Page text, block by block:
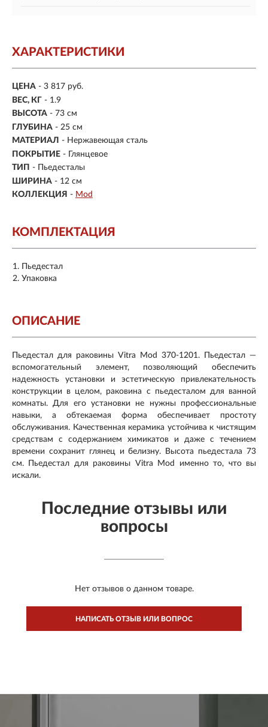
ХАРАКТЕРИСТИКИ
ЦЕНА - 3 817 руб.
ВЕС, КГ - 1.9
ВЫСОТА - 73 см
ГЛУБИНА - 25 см
МАТЕРИАЛ - Нержавеющая сталь
ПОКРЫТИЕ - Глянцевое
ТИП - Пьедесталы
ШИРИНА - 12 см
КОЛЛЕКЦИЯ - Mod
КОМПЛЕКТАЦИЯ
Пьедестал
Упаковка
ОПИСАНИЕ
Пьедестал для раковины Vitra Mod 370-1201. Пьедестал —
вспомогательный элемент, позволяющий обеспечить
надежность установки и эстетическую привлекательность
конструкции в целом, раковина с пьедесталом для ванной
комнаты. Для его установки не нужны профессиональные
навыки, а обтекаемая форма обеспечивает простоту
обслуживания. Качественная керамика устойчива к чистящим
средствам с содержанием химикатов и даже с течением
времени сохранит глянец и белизну. Высота пьедестала 73
см. Пьедестал для раковины Vitra Mod именно то, что вы
искали.
Последние отзывы или
вопросы
Нет отзывов о данном товаре.
НАПИСАТЬ ОТЗЫВ ИЛИ ВОПРОС